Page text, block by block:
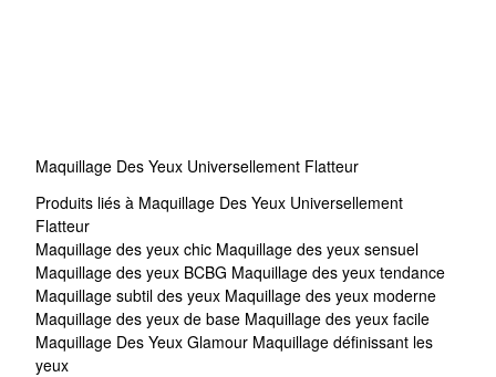
Maquillage Des Yeux Universellement Flatteur
Produits liés à Maquillage Des Yeux Universellement
Flatteur
Maquillage des yeux chic Maquillage des yeux sensuel
Maquillage des yeux BCBG Maquillage des yeux tendance
Maquillage subtil des yeux Maquillage des yeux moderne
Maquillage des yeux de base Maquillage des yeux facile
Maquillage Des Yeux Glamour Maquillage définissant les
yeux